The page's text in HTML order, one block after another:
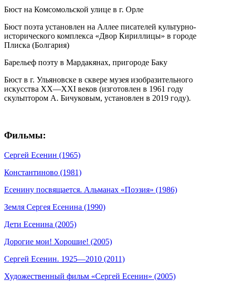
Бюст на Комсомольской улице в г. Орле
Бюст поэта установлен на Аллее писателей культурно-
исторического комплекса «Двор Кириллицы» в городе
Плиска (Болгария)
Барельеф поэту в Мардакянах, пригороде Баку
Бюст в г. Ульяновске в сквере музея изобразительного
искусства XX—XXI веков (изготовлен в 1961 году
скульптором А. Бичуковым, установлен в 2019 году).
Фильмы:
Сергей Есенин (1965)
Константиново (1981)
Есенину посвящается. Альманах «Поэзия» (1986)
Земля Сергея Есенина (1990)
Дети Есенина (2005)
Дорогие мои! Хорошие! (2005)
Сергей Есенин. 1925—2010 (2011)
Художественный фильм «Сергей Есенин» (2005)